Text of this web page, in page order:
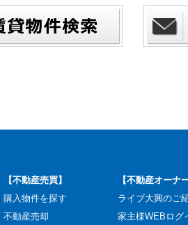
【不動産売買】
購入物件を探す
不動産売却
【不動産オーナ
ライブ大興のご
家主様WEBログ